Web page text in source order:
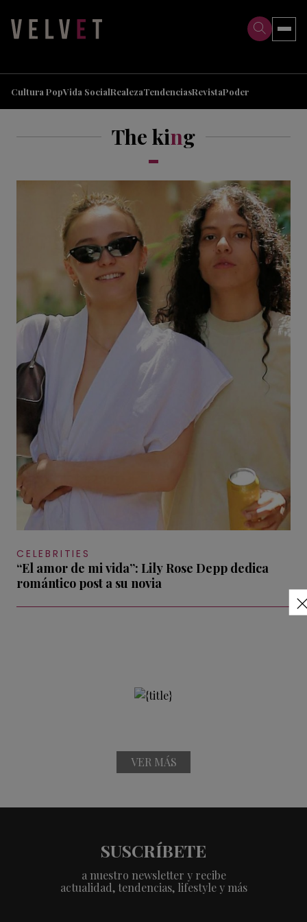
Cultura PopVida SocialRealezaTendenciasRevistaPoder
The king
CELEBRITIES
“El amor de mi vida”: Lily Rose Depp dedica
romántico post a su novia
VER MÁS
SUSCRÍBETE
a nuestro newsletter y recibe
actualidad, tendencias, lifestyle y más